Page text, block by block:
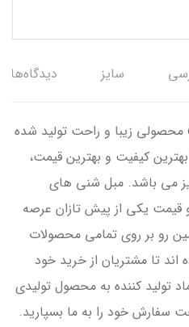
سایز دیدگاه‌ها
یک نفره طرح comfy محصولی زیبا و راحت تولید شده
کیفیت و بهترین قیمت،
می باشد. مبل شنی های
قیمت یکی از پیش تازان عرصه
رو بر روی تمامی محصولات
اند تا مشتریان از خرید خود
تولید کننده به محصول تولیدی
سفارش خود را به ما بسپارید.